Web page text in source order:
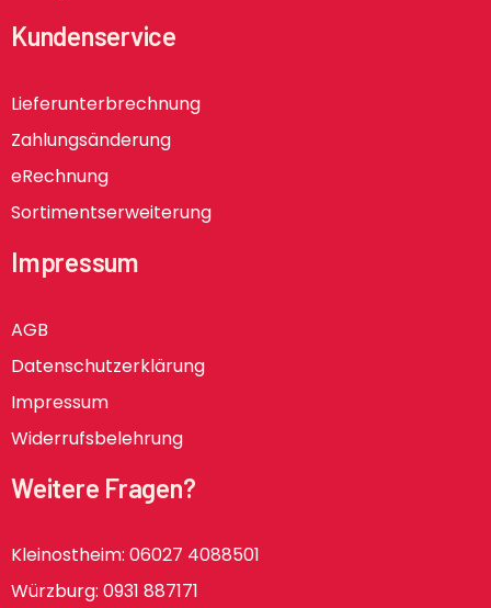
Kundenservice
Lieferunterbrechnung
Zahlungsänderung
eRechnung
Sortimentserweiterung
Impressum
AGB
Datenschutzerklärung
Impressum
Widerrufsbelehrung
Weitere Fragen?
Kleinostheim: 06027 4088501
Würzburg: 0931 887171